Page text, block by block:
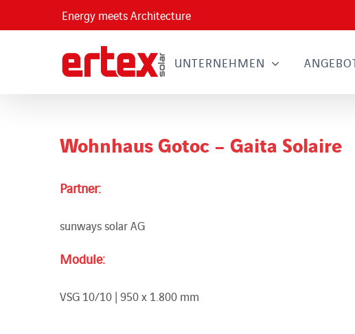
Energy meets Architecture
UNTERNEHMEN
Wohnhaus Gotoc – Gaita Solaire
Partner:
sunways solar AG
Module:
VSG 10/10 | 950 x 1.800 mm